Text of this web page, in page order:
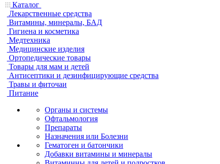
Каталог
Лекарственные средства
Витамины, минералы, БАД
Гигиена и косметика
Медтехника
Медицинские изделия
Ортопедические товары
Товары для мам и детей
Антисептики и дезинфицирующие средства
Травы и фиточаи
Питание
Органы и системы
Офтальмология
Препараты
Назначения или Болезни
Гематоген и батончики
Добавки витамины и минералы